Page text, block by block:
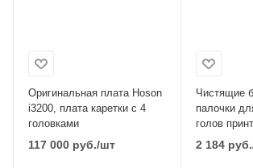
Оригинальная плата Hoson
i3200, плата каретки с 4
головками
117 000 руб./шт
Чистящие
палочки
голов
2 184руб.